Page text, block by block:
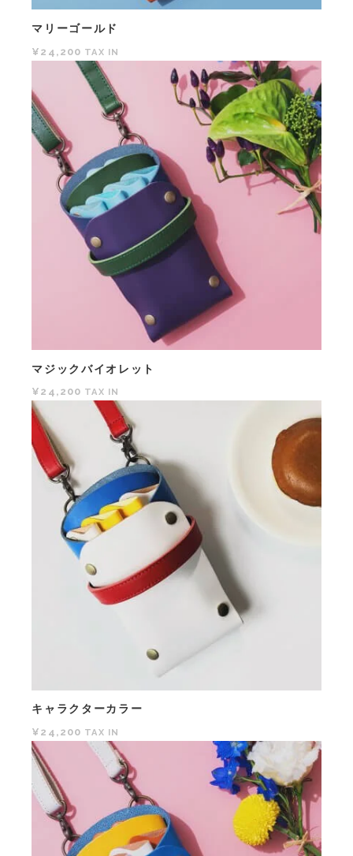
マリーゴールド
¥24,200 TAX IN
マジックバイオレット
¥24,200 TAX IN
キャラクターカラー
¥24,200 TAX IN